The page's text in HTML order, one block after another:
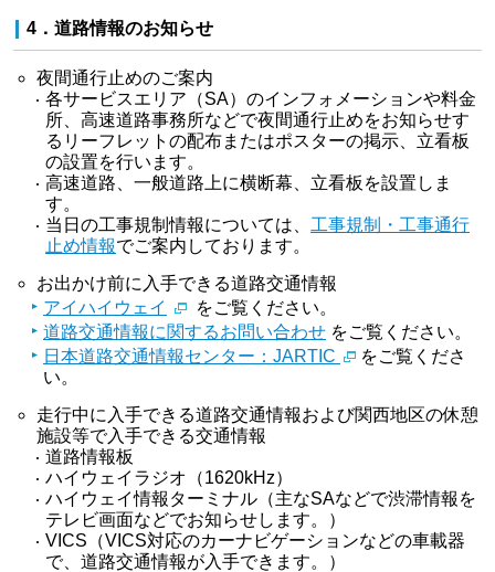
4．道路情報のお知らせ
夜間通行止めのご案内
各サービスエリア（SA）のインフォメーションや料金
所、高速道路事務所などで夜間通行止めをお知らせす
るリーフレットの配布またはポスターの掲示、立看板
の設置を行います。
高速道路、一般道路上に横断幕、立看板を設置しま
す。
当日の工事規制情報については、 工事規制・工事通行
止め情報でご案内しております。
お出かけ前に入手できる道路交通情報
アイハイウェイ
をご覧ください。
道路交通情報に関するお問い合わせ をご覧ください。
日本道路交通情報センター：JARTIC
をご覧くださ
い。
走行中に入手できる道路交通情報および関西地区の休憩
施設等で入手できる交通情報
道路情報板
ハイウェイラジオ（1620kHz）
ハイウェイ情報ターミナル（主なSAなどで渋滞情報を
テレビ画面などでお知らせします。）
VICS（VICS対応のカーナビゲーションなどの車載器
で、道路交通情報が入手できます。）